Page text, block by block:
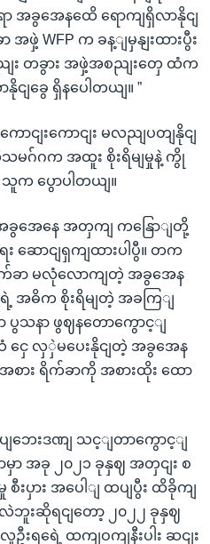
ာ အခွအေနထေိ ရောကျရှိလာနိုငျ
ဖှဲ့ WFP က ခန့ျမှနျးထားပွီး
ျး တခွား အဖှဲ့အစညျးတှေ ထံက
ျခွေ ရှိနပေါတယျ။ ”
ောငျးကောငျး မလညျပတျနိုငျ
ဂ်ဂက အထူး စိုးရိမျမှုနဲ့ ကွို
သူက ပွောပါတယျ။
အခွအေနေ အတှကျ ကနြောျတို့
း ဆောငျရှကျထားပါပွီ။ တက
က်ခာ မလုံလောကျတဲ့ အခွအေန
တို့ရဲ့ အဓိက စိုးရိမျတဲ့ အခကြျ
သနာ ဖွဈနတောကွောင့ျ
လှှဲမပေးနိုငျတဲ့ အခွအေန
အစား ရိက်ခာကို အစားထိုး ထော
ျဘေးဒဏျ သင့ျတာကွောင့ျ
မှာ အခု ၂၀၂၁ ခုနှဈ အတှငျး စ
းပှား အပေါျ ထပျပွီး ထိခိုကျ
လဲဘူးဆိုရငျတော့ ၂၀၂၂ ခုနှဈ
ဦးရရေဲ့ ထကျဝကျနီးပါး ဆငျး